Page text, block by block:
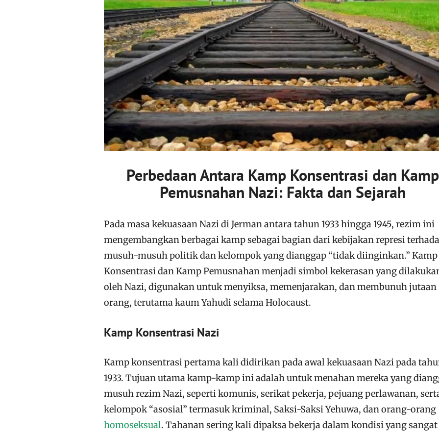
Perbedaan Antara Kamp Konsentrasi dan Kamp
Pemusnahan Nazi: Fakta dan Sejarah
Pada masa kekuasaan Nazi di Jerman antara tahun 1933 hingga 1945, rezim ini
mengembangkan berbagai kamp sebagai bagian dari kebijakan represi
musuh-musuh politik dan kelompok yang dianggap “tidak diinginkan.” Kamp
Konsentrasi dan Kamp Pemusnahan menjadi simbol kekerasan yang
oleh Nazi, digunakan untuk menyiksa, memenjarakan, dan membunuh jutaan
orang, terutama kaum Yahudi selama Holocaust.
Kamp Konsentrasi Nazi
Kamp konsentrasi pertama kali didirikan pada awal kekuasaan Nazi pada
1933. Tujuan utama kamp-kamp ini adalah untuk menahan mereka yang
musuh rezim Nazi, seperti komunis, serikat pekerja, pejuang perlawanan,
kelompok “asosial” termasuk kriminal, Saksi-Saksi Yehuwa, dan orang-orang
homoseksual. Tahanan sering kali dipaksa bekerja dalam kondisi yang sangat